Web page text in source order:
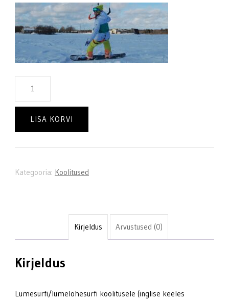
Lumesurfi
koolitus
lohega
kogus
LISA KORVI
Kategooria: Koolitused
Kirjeldus Arvustused (0)
Kirjeldus
Lumesurfi/lumelohesurfi koolitusele (inglise keeles